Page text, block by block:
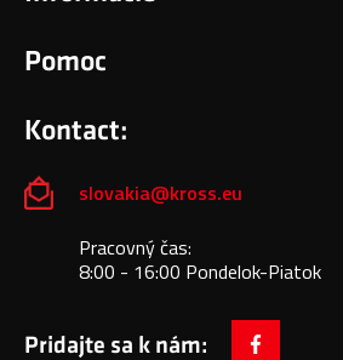
Pomoc
Kontact:
slovakia@kross.eu
Pracovný čas:
8:00 - 16:00 Pondelok-Piatok
Pridajte sa k nám: